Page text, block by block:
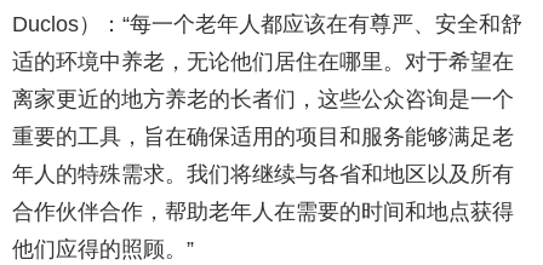
Duclos）：“每一个老年人都应该在有尊严、安全和舒
适的环境中养老，无论他们居住在哪里。对于希望在
离家更近的地方养老的长者们，这些公众咨询是一个
重要的工具，旨在确保适用的项目和服务能够满足老
年人的特殊需求。我们将继续与各省和地区以及所有
合作伙伴合作，帮助老年人在需要的时间和地点获得
他们应得的照顾。”